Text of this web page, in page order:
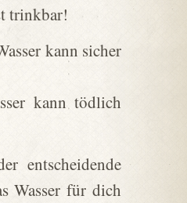
trinkbar!
kann sicher
kann tödlich
entscheidende
Wasser für dich